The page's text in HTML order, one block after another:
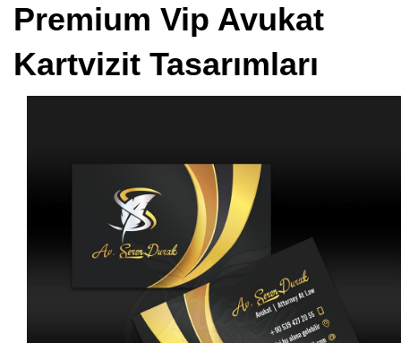
Premium Vip Avukat
Kartvizit Tasarımları